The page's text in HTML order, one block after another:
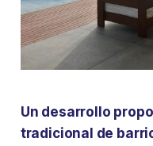
Un desarrollo
tradicional de